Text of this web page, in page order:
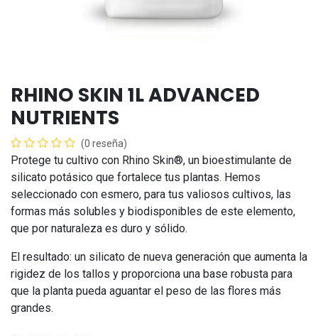
RHINO SKIN 1L ADVANCED
NUTRIENTS
(0 reseña)
Protege tu cultivo con Rhino Skin®, un bioestimulante de
silicato potásico que fortalece tus plantas. Hemos
seleccionado con esmero, para tus valiosos cultivos, las
formas más solubles y biodisponibles de este elemento,
que por naturaleza es duro y sólido.
El resultado: un silicato de nueva generación que aumenta la
rigidez de los tallos y proporciona una base robusta para
que la planta pueda aguantar el peso de las flores más
grandes.